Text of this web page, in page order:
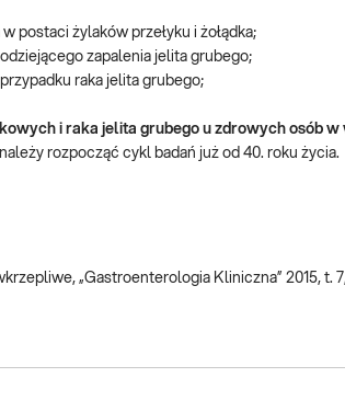
postaci żylaków przełyku i żołądka;
zapalenia jelita grubego;
raka jelita grubego;
i raka jelita grubego u zdrowych osób w
rozpocząć cykl badań już od 40. roku życia.
„Gastroenterologia Kliniczna” 2015, t.